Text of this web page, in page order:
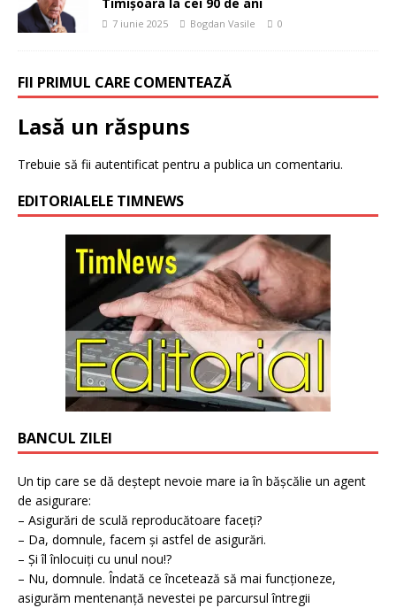
7 iunie 2025 Bogdan Vasile 0
FII PRIMUL CARE COMENTEAZĂ
Lasă un răspuns
Trebuie să fii autentificat pentru a publica un comentariu.
EDITORIALELE TIMNEWS
BANCUL ZILEI
Un tip care se dă deștept nevoie mare ia în bășcălie un agent
de asigurare:
– Asigurări de sculă reproducătoare faceți?
– Da, domnule, facem și astfel de asigurări.
– Și îl înlocuiți cu unul nou!?
– Nu, domnule. Îndată ce încetează să mai funcționeze,
asigurăm mentenanță nevestei pe parcursul întregii